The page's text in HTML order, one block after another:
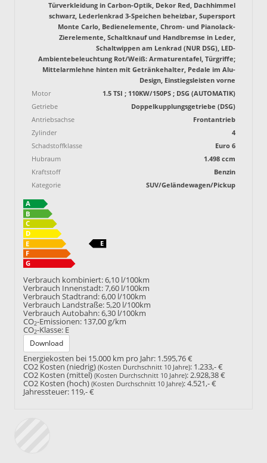
Türverkleidung in Carbon-Optik, Dekor Red, Dachhimmel
schwarz, Lederlenkrad 3-Speichen beheizbar, Supersport
Monte Carlo, Bedienelemente, Chrom- und Pianolack-
Zierelemente, Schaltknauf und Handbremse in Leder,
Schaltwippen am Lenkrad (NUR DSG), LED-
Ambientebeleuchtung Rot/Weiß: Armaturentafel, Türgriffe;
Mittelarmlehne hinten mit Getränkehalter, Pedale im Alu-
Design, Einstiegsleisten vorne
Motor
1.5 TSI ; 110KW/150PS ; DSG (AUTOMATIK)
Getriebe
Doppelkupplungsgetriebe (DSG)
Antriebsachse
Frontantrieb
Zylinder
4
Schadstoffklasse
Euro 6
Hubraum
1.498 ccm
Kraftstoff
Benzin
Kategorie
SUV/Geländewagen/Pickup
Verbrauch kombiniert:6,10 l/100km
Verbrauch Innenstadt:7,60 l/100km
Verbrauch Stadtrand:6,00 l/100km
Verbrauch Landstraße: 5,20 l/100km
Verbrauch Autobahn:6,30 l/100km
CO2-Emissionen: 137,00 g/km
CO2-Klasse: E
Download
Energiekosten bei 15.000 km pro Jahr: 1.595,76 €
CO2 Kosten (niedrig) (Kosten Durchschnitt 10 Jahre): 1.233,- €
CO2 Kosten (mittel) (Kosten Durchschnitt 10 Jahre):2.928,38 €
CO2 Kosten (hoch) (Kosten Durchschnitt 10 Jahre):4.521,- €
Jahressteuer: 119,- €